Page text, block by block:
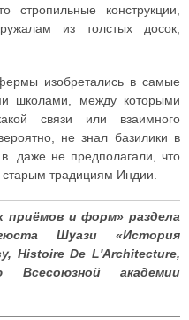
конструкции,
из толстых досок,
изобретались в самые
школами, между которыми
связи или взаимного
не знал базилики в
даже не предполагали, что
традициям Индии.
приёмов и форм» раздела
Шуази «История
Histoire De L'Architecture,
академии